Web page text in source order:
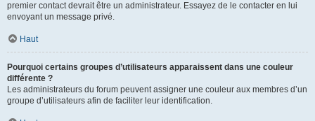
premier contact devrait être un administrateur. Essayez de le contacter en lui
envoyant un message privé.
Haut
Pourquoi certains groupes d’utilisateurs apparaissent dans une couleur
différente ?
Les administrateurs du forum peuvent assigner une couleur aux membres d’un
groupe d’utilisateurs afin de faciliter leur identification.